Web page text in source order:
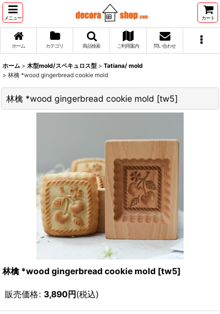
メニュー カート
ホーム カテゴリ 商品検索 ご利用案内 問い合わせ
ホーム > 木型mold/スペキュロス型 > Tatiana/ mold
> 林檎 *wood gingerbread cookie mold
林檎 *wood gingerbread cookie mold [tw5]
林檎 *wood gingerbread cookie mold [tw5]
販売価格: 3,890円(税込)